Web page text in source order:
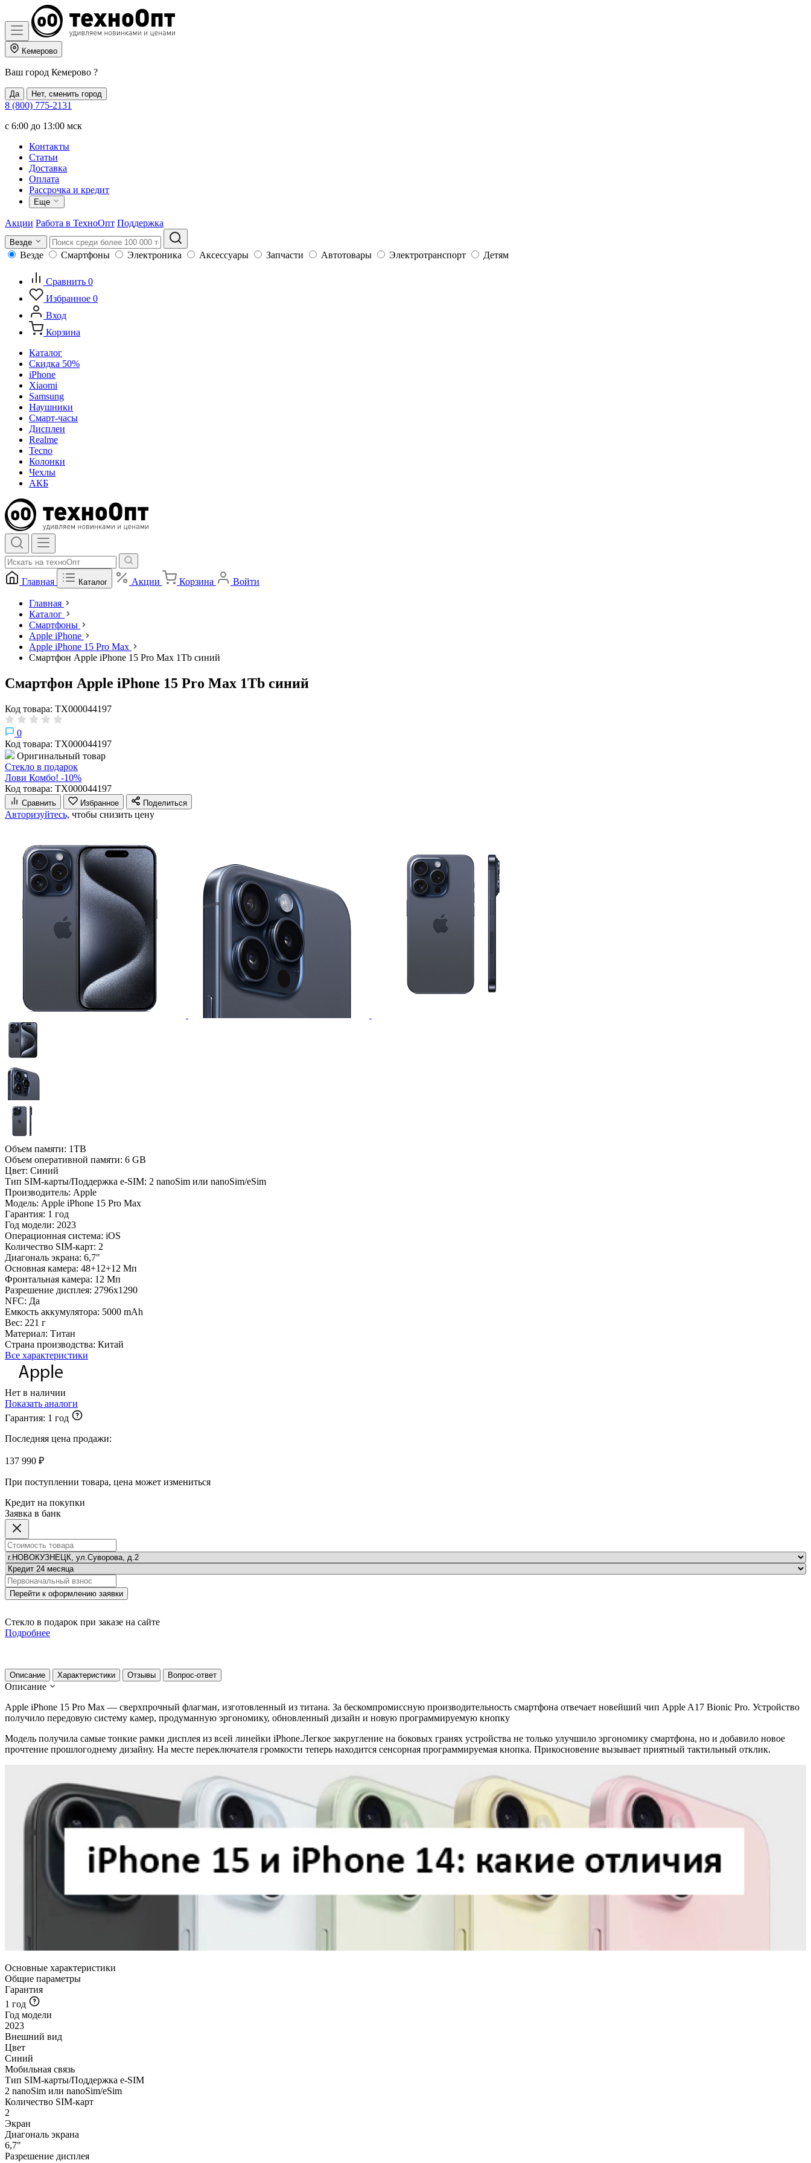
Кемерово
Ваш город Кемерово ?
Да Нет, сменить город
8 (800) 775-2131
c 6:00 до 13:00 мск
Контакты
Статьи
Доставка
Оплата
Рассрочка и кредит
Еще
Акции Работа в ТехноОпт Поддержка
Везде
Везде Смартфоны Электроника Аксессуары Запчасти Автотовары Электротранспорт Детям
Сравнить 0
Избранное 0
Вход
Корзина
Каталог
Скидка 50%
iPhone
Xiaomi
Samsung
Наушники
Смарт-часы
Дисплеи
Realme
Tecno
Колонки
Чехлы
АКБ
Главная Каталог Акции Корзина Войти
Главная
Каталог
Смартфоны
Apple iPhone
Apple iPhone 15 Pro Max
Смартфон Apple iPhone 15 Pro Max 1Tb синий
Смартфон Apple iPhone 15 Pro Max 1Tb синий
Код товара: ТХ000044197
0
Код товара: ТХ000044197
Оригинальный товар
Стекло в подарок
Лови Комбо! -10%
Код товара: ТХ000044197
Сравнить Избранное Поделиться
Авторизуйтесь, чтобы снизить цену
Объем памяти: 1TB
Объем оперативной памяти: 6 GB
Цвет: Синий
Тип SIM-карты/Поддержка e-SIM: 2 nanoSim или nanoSim/eSim
Производитель: Apple
Модель: Apple iPhone 15 Pro Max
Гарантия: 1 год
Год модели: 2023
Операционная система: iOS
Количество SIM-карт: 2
Диагональ экрана: 6,7"
Основная камера: 48+12+12 Мп
Фронтальная камера: 12 Мп
Разрешение дисплея: 2796x1290
NFC: Да
Емкость аккумулятора: 5000 mAh
Вес: 221 г
Материал: Титан
Страна производства: Китай
Все характеристики
Нет в наличии
Показать аналоги
Гарантия: 1 год
Последняя цена продажи:
137 990 ₽
При поступлении товара, цена может измениться
Кредит на покупки
Заявка в банк
Перейти к оформлению заявки
Стекло в подарок при заказе на сайте
Подробнее
Описание Характеристики Отзывы Вопрос-ответ
Описание
Apple iPhone 15 Pro Max — сверхпрочный флагман, изготовленный из титана. За бескомпромиссную производительность смартфона отвечает новейший чип Apple A17 Bionic Pro. Устройство
получило передовую систему камер, продуманную эргономику, обновленный дизайн и новую программируемую кнопку
Модель получила самые тонкие рамки дисплея из всей линейки iPhone.Легкое закругление на боковых гранях устройства не только улучшило эргономику смартфона, но и добавило новое
прочтение прошлогоднему дизайну. На месте переключателя громкости теперь находится сенсорная программируемая кнопка. Прикосновение вызывает приятный тактильный отклик.
Основные характеристики
Общие параметры
Гарантия
1 год
Год модели
2023
Внешний вид
Цвет
Синий
Мобильная связь
Тип SIM-карты/Поддержка e-SIM
2 nanoSim или nanoSim/eSim
Количество SIM-карт
2
Экран
Диагональ экрана
6,7"
Разрешение дисплея